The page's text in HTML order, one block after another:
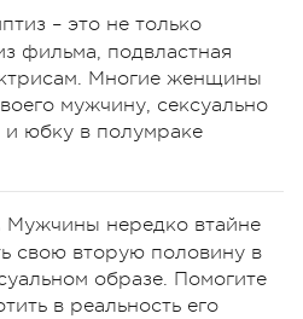
– это не только
фильма, подвластная
Многие женщины
мужчину, сексуально
юбку в полумраке
Мужчины нередко втайне
свою вторую половину в
образе. Помогите
в реальность его